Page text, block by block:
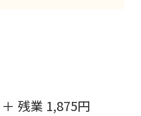
残業 1,875円